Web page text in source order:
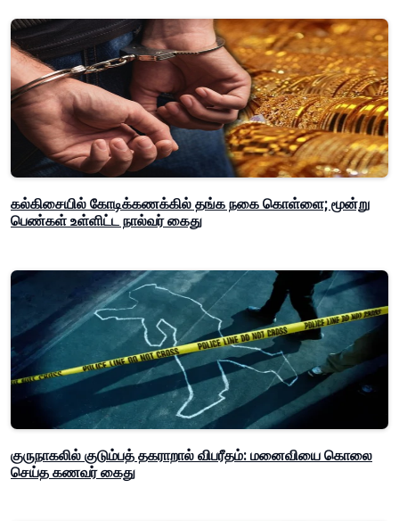
கல்கிசையில் கோடிக்கணக்கில் தங்க நகை கொள்ளை; மூன்று
பெண்கள் உள்ளிட்ட நால்வர் கைது
குருநாகலில் குடும்பத் தகராறால் விபரீதம்: மனைவியை கொலை
செய்த கணவர் கைது